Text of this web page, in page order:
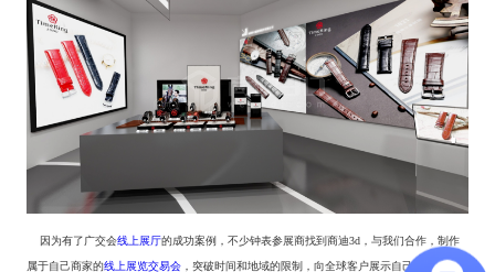
因为有了广交会线上展厅的成功案例，不少钟表参展商找到商迪3d，与我们合作，制作
属于自己商家的线上展览交易会，突破时间和地域的限制，向全球客户展示自己的最新产